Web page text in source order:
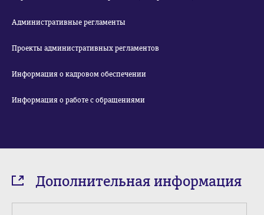
Административные регламенты
Проекты административных регламентов
Информация о кадровом обеспечении
Информация о работе с обращениями
Дополнительная информация